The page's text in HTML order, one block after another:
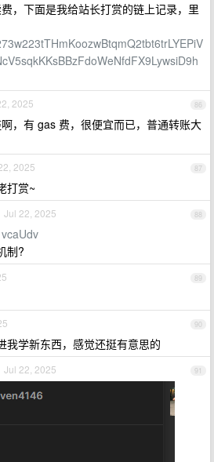
，下面是我给站长打赏的链上记录，里
86
2025
，有 gas 费，很便宜而已，普通转账大
87
2025
打赏~
88
Jul 22, 2025
制?
89
90
我学新东西，感觉还挺有意思的
91
Jul 22, 2025